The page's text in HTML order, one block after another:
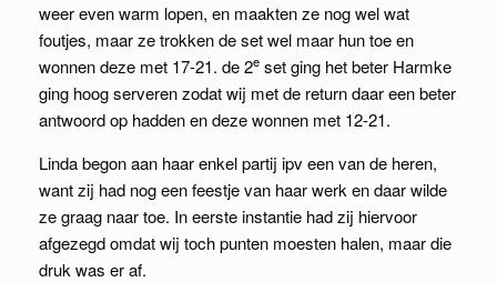
weer even warm lopen, en maakten ze nog wel wat
foutjes, maar ze trokken de set wel maar hun toe en
wonnen deze met 17-21. de 2e set ging het beter Harmke
ging hoog serveren zodat wij met de return daar een beter
antwoord op hadden en deze wonnen met 12-21.
Linda begon aan haar enkel partij ipv een van de heren,
want zij had nog een feestje van haar werk en daar wilde
ze graag naar toe. In eerste instantie had zij hiervoor
afgezegd omdat wij toch punten moesten halen, maar die
druk was er af.